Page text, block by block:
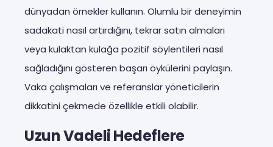
dünyadan örnekler kullanın. Olumlu bir deneyimin
sadakati nasıl artırdığını, tekrar satın almaları
veya kulaktan kulağa pozitif söylentileri nasıl
sağladığını gösteren başarı öykülerini paylaşın.
Vaka çalışmaları ve referanslar yöneticilerin
dikkatini çekmede özellikle etkili olabilir.
Uzun Vadeli Hedeflere